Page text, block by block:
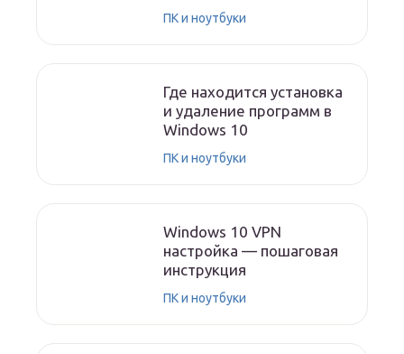
ПК и ноутбуки
Где находится установка
и удаление программ в
Windows 10
ПК и ноутбуки
Windows 10 VPN
настройка — пошаговая
инструкция
ПК и ноутбуки